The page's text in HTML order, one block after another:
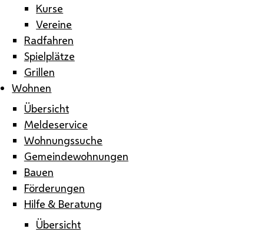
Kurse
Vereine
Radfahren
Spielplätze
Grillen
Wohnen
Übersicht
Meldeservice
Wohnungssuche
Gemeindewohnungen
Bauen
Förderungen
Hilfe & Beratung
Übersicht